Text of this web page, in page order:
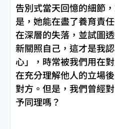
告別式當天回憶的細節
是，她能在盡了養育責
在深層的失落，並試圖
新關照自己，這才是我
心」，時常被我們用在
在充分理解他人的立場
對方。但是，我們曾經
予同理嗎？